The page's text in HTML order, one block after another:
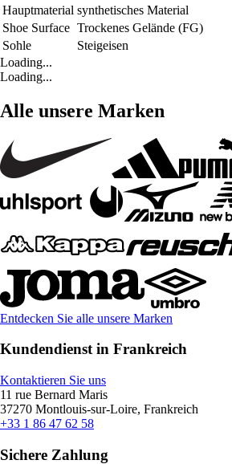
Hauptmaterial synthetisches Material
Shoe Surface Trockenes Gelände (FG)
Sohle
Steigeisen
Loading...
Loading...
Alle unsere Marken
Entdecken Sie alle unsere Marken
Kundendienst in Frankreich
Kontaktieren Sie uns
11 rue Bernard Maris
37270 Montlouis-sur-Loire, Frankreich
+33 1 86 47 62 58
Sichere Zahlung